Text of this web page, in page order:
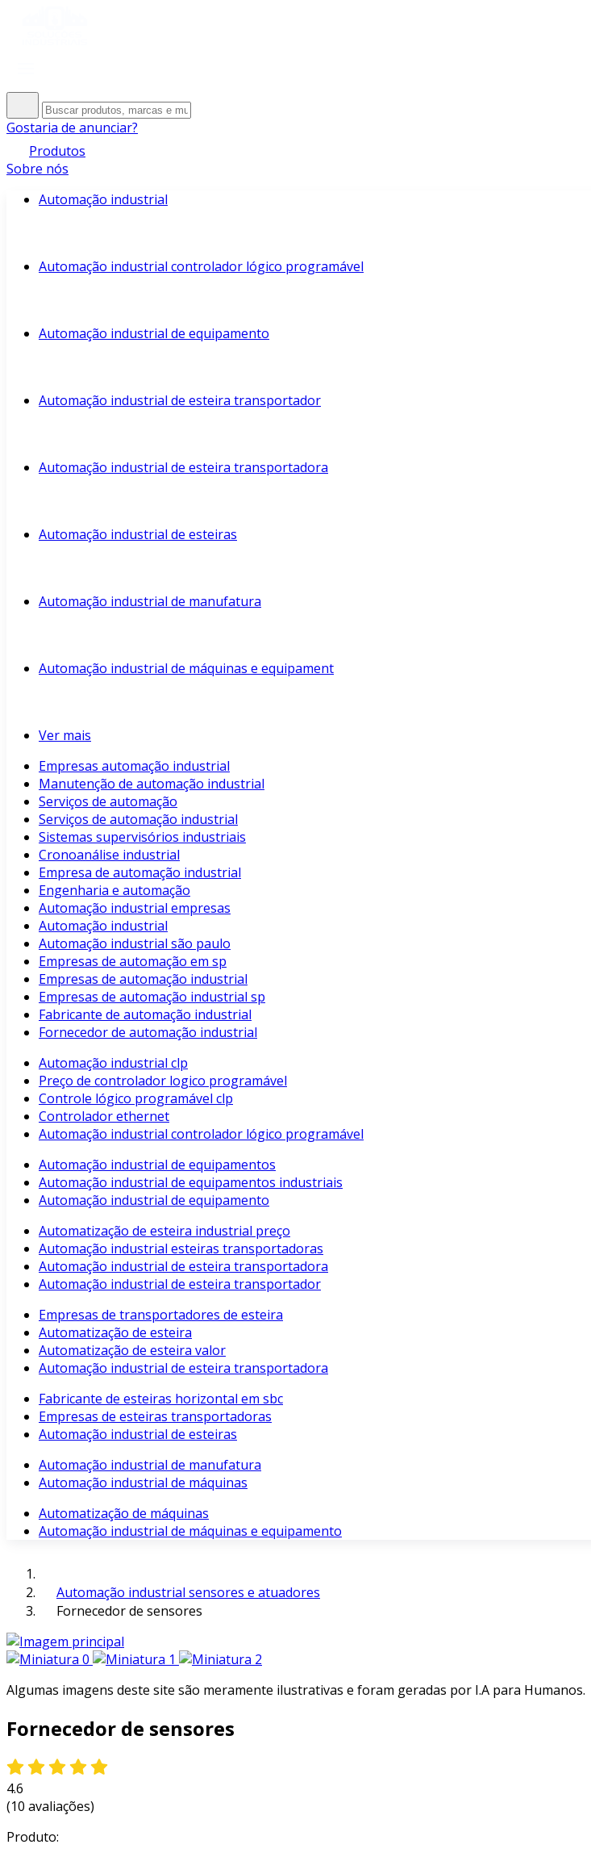
Gostaria de anunciar?
Produtos
Sobre nós
Automação industrial
Automação industrial controlador lógico programável
Automação industrial de equipamento
Automação industrial de esteira transportador
Automação industrial de esteira transportadora
Automação industrial de esteiras
Automação industrial de manufatura
Automação industrial de máquinas e equipament
Ver mais
Empresas automação industrial
Manutenção de automação industrial
Serviços de automação
Serviços de automação industrial
Sistemas supervisórios industriais
Cronoanálise industrial
Empresa de automação industrial
Engenharia e automação
Automação industrial empresas
Automação industrial
Automação industrial são paulo
Empresas de automação em sp
Empresas de automação industrial
Empresas de automação industrial sp
Fabricante de automação industrial
Fornecedor de automação industrial
Automação industrial clp
Preço de controlador logico programável
Controle lógico programável clp
Controlador ethernet
Automação industrial controlador lógico programável
Automação industrial de equipamentos
Automação industrial de equipamentos industriais
Automação industrial de equipamento
Automatização de esteira industrial preço
Automação industrial esteiras transportadoras
Automação industrial de esteira transportadora
Automação industrial de esteira transportador
Empresas de transportadores de esteira
Automatização de esteira
Automatização de esteira valor
Automação industrial de esteira transportadora
Fabricante de esteiras horizontal em sbc
Empresas de esteiras transportadoras
Automação industrial de esteiras
Automação industrial de manufatura
Automação industrial de máquinas
Automatização de máquinas
Automação industrial de máquinas e equipamento
Automação industrial sensores e atuadores
Fornecedor de sensores
Algumas imagens deste site são meramente ilustrativas e foram geradas por I.A para Humanos.
Fornecedor de sensores
4.6
(10 avaliações)
Produto: